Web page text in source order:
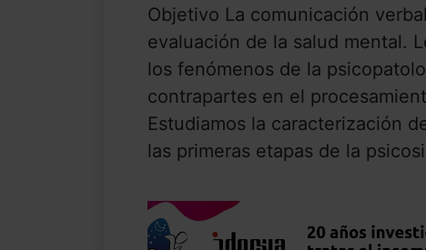
Objetivo La comunicación
evaluación de la salud mental.
los fenómenos de la
contrapartes en el
Estudiamos la caracterización
las primeras etapas de la